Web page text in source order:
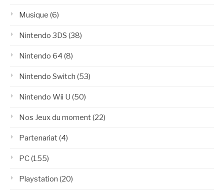
Musique (6)
Nintendo 3DS (38)
Nintendo 64 (8)
Nintendo Switch (53)
Nintendo Wii U (50)
Nos Jeux du moment(22)
Partenariat(4)
PC(155)
Playstation (20)